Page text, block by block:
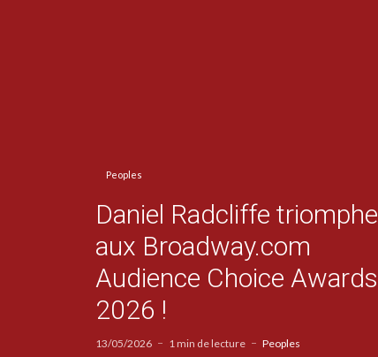
Peoples
Daniel Radcliffe triomphe
aux Broadway.com
Audience Choice Awards
2026 !
13/05/2026 1 min de lecture Peoples